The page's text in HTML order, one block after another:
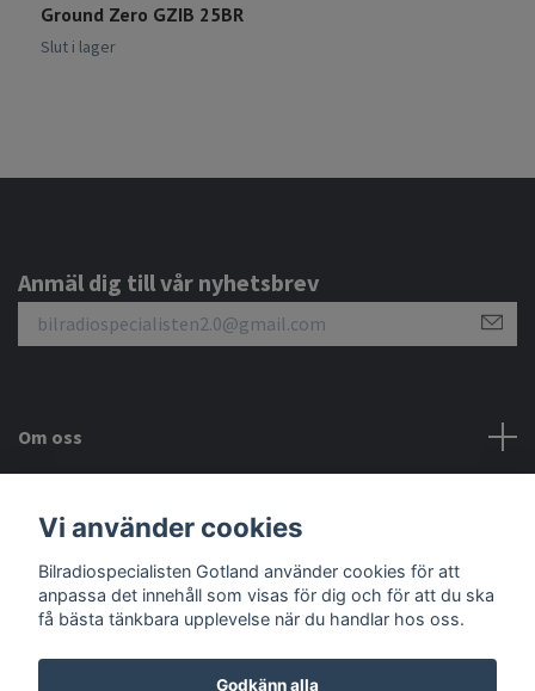
Ground Zero GZIB 25BR
Slut i lager
Anmäl dig till vår nyhetsbrev
Om oss
Sociala medier
Vi använder cookies
Bilradiospecialisten Gotland använder cookies för att
anpassa det innehåll som visas för dig och för att du ska
få bästa tänkbara upplevelse när du handlar hos oss.
Godkänn alla